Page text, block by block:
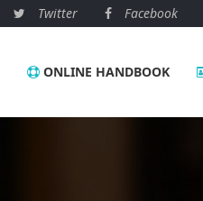
Twitter Facebook
ONLINE HANDBOOK